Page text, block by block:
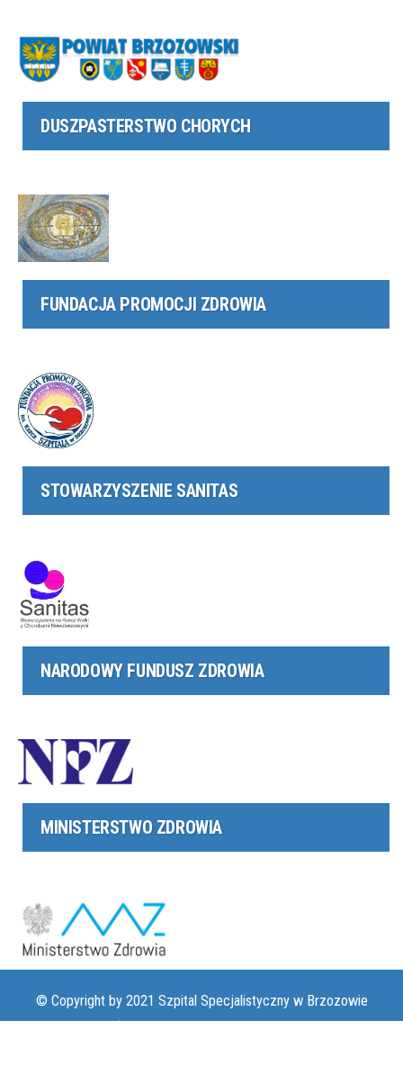
DUSZPASTERSTWO CHORYCH
FUNDACJA PROMOCJI ZDROWIA
STOWARZYSZENIE SANITAS
NARODOWY FUNDUSZ ZDROWIA
MINISTERSTWO ZDROWIA
© Copyright by 2021 Szpital Specjalistyczny w Brzozowie
Podkarpacki Ośrodek Onkologiczny im. Ks. B. Markiewicza |